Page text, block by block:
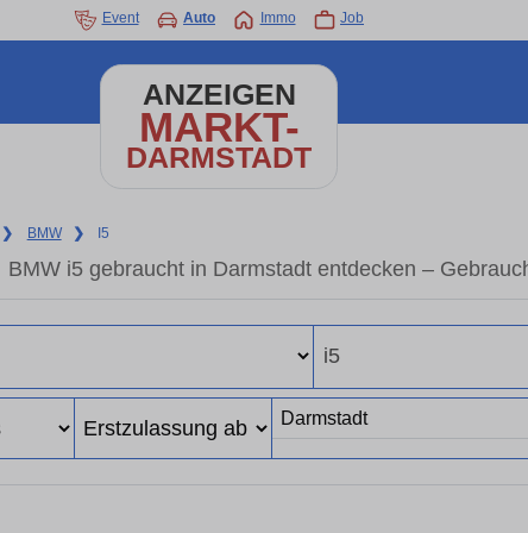
Event Auto Immo Job
ANZEIGEN
MARKT-
DARMSTADT
❯ BMW ❯ I5
BMW i5 gebraucht in Darmstadt entdecken –